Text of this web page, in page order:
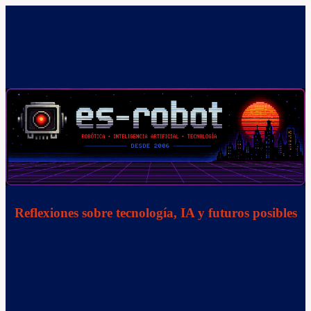
Reflexiones sobre tecnología, IA y futuros posibles